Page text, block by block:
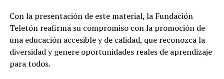
Con la presentación de este material, la Fundación
Teletón reafirma su compromiso con la promoción de
una educación accesible y de calidad, que reconozca la
diversidad y genere oportunidades reales de aprendizaje
para todos.